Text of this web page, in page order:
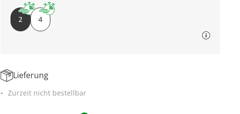
2 4
Lieferung
Zurzeit nicht bestellbar